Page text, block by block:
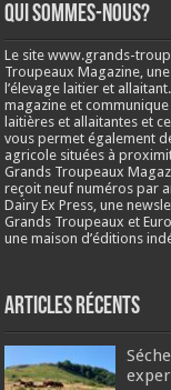
Qui sommes-nous?
Le site www.grands-
Troupeaux Magazine,
l’élevage laitier et
magazine et
laitières et allaitantes et
vous permet également
agricole situées à
Grands Troupeaux
reçoit neuf numéros par
Dairy Ex Press, une
Grands Troupeaux et
une maison d’éditions
Articles récents